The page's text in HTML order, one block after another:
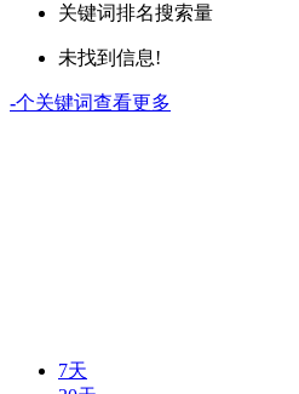
关键词排名搜索量
未找到信息!
-个关键词查看更多
7天